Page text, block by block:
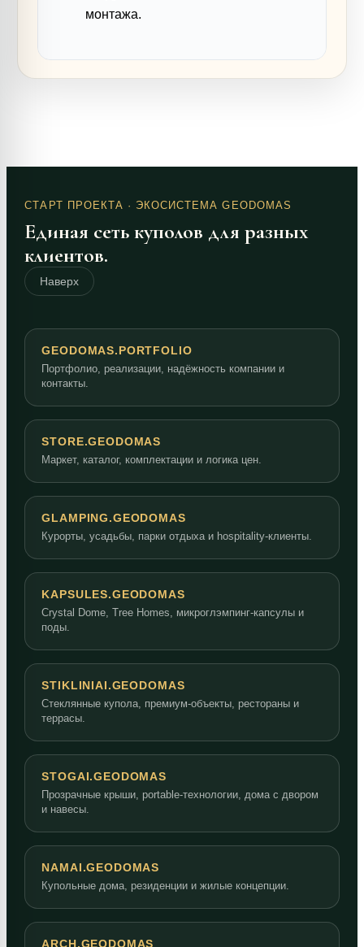
монтажа.
СТАРТ ПРОЕКТА · ЭКОСИСТЕМА GEODOMAS
Единая сеть куполов для разных
клиентов.
Наверх
GEODOMAS.PORTFOLIO
Портфолио, реализации, надёжность компании и
контакты.
STORE.GEODOMAS
Маркет, каталог, комплектации и логика цен.
GLAMPING.GEODOMAS
Курорты, усадьбы, парки отдыха и hospitality-клиенты.
KAPSULES.GEODOMAS
Crystal Dome, Tree Homes, микроглэмпинг-капсулы и
поды.
STIKLINIAI.GEODOMAS
Стеклянные купола, премиум-объекты, рестораны и
террасы.
STOGAI.GEODOMAS
Прозрачные крыши, portable-технологии, дома с двором
и навесы.
NAMAI.GEODOMAS
Купольные дома, резиденции и жилые концепции.
ARCH.GEODOMAS